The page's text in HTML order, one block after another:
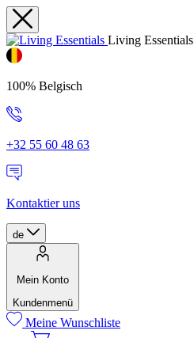
Living Essentials
100% Belgisch
+32 55 60 48 63
Kontaktier uns
de
Mein Konto
Kundenmenü
Meine Wunschliste